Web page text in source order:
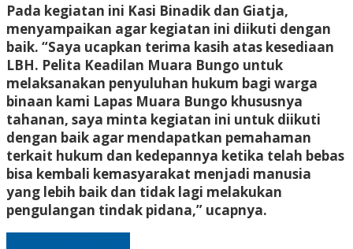
Pada kegiatan ini Kasi Binadik dan Giatja,
menyampaikan agar kegiatan ini diikuti dengan
baik. “Saya ucapkan terima kasih atas kesediaan
LBH. Pelita Keadilan Muara Bungo untuk
melaksanakan penyuluhan hukum bagi warga
binaan kami Lapas Muara Bungo khususnya
tahanan, saya minta kegiatan ini untuk diikuti
dengan baik agar mendapatkan pemahaman
terkait hukum dan kedepannya ketika telah bebas
bisa kembali kemasyarakat menjadi manusia
yang lebih baik dan tidak lagi melakukan
pengulangan tindak pidana,” ucapnya.